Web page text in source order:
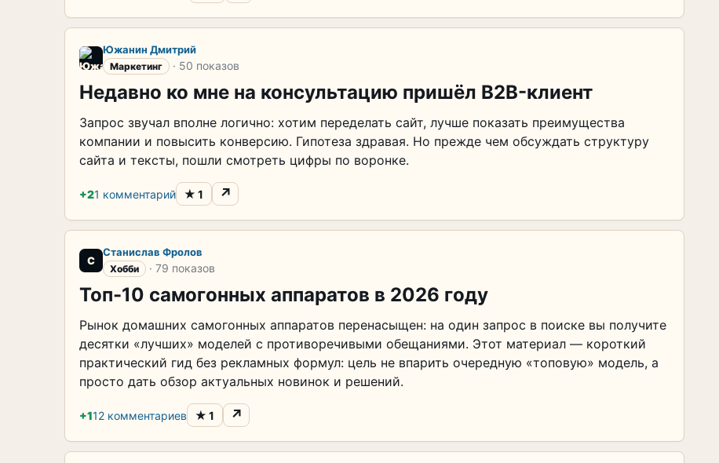
Южанин Дмитрий
Маркетинг · 50 показов
Недавно ко мне на консультацию пришёл B2B-клиент
Запрос звучал вполне логично: хотим переделать сайт, лучше показать преимущества
компании и повысить конверсию. Гипотеза здравая. Но прежде чем обсуждать структуру
сайта и тексты, пошли смотреть цифры по воронке.
+21 комментарий ★ 1 ↗
С
Станислав Фролов
Хобби · 79 показов
Топ-10 самогонных аппаратов в 2026 году
Рынок домашних самогонных аппаратов перенасыщен: на один запрос в поиске вы получите
десятки «лучших» моделей с противоречивыми обещаниями. Этот материал — короткий
практический гид без рекламных формул: цель не впарить очередную «топовую» модель, а
просто дать обзор актуальных новинок и решений.
+112 комментариев ★ 1 ↗